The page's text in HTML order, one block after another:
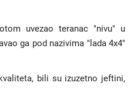
uvezao teranac "nivu" u
ga pod nazivima "lada 4x4"
bili su izuzetno jeftini,